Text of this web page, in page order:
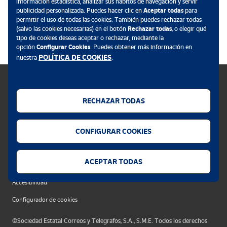
Política de cookies
Privacidad web
Accesibilidad
Configurador de cookies
©Sociedad Estatal Correos y Telegrafos, S.A., S.M.E. Todos los derechos
publicidad personalizada. Puedes hacer clic en Aceptar todaspara
permitir el uso de todas las cookies. También puedes rechazar todas
(salvo las cookies necesarias) en el botón Rechazar todas, o elegir qué
tipo de cookies deseas aceptar o rechazar, mediante la
opción Configurar Cookies. Puedes obtener más información en
nuestra POLÍTICA DE COOKIES.
RECHAZAR TODAS
CONFIGURAR COOKIES
ACEPTAR TODAS